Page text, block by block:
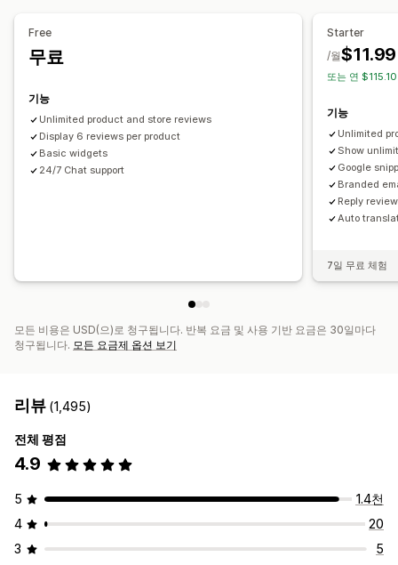
리뷰 수집 방법
이메일 요청
가져오기 및 내보내기
자동화 사용자 지정 요청
Free
무료
기능
Unlimited product and store reviews
Display 6 reviews per product
Basic widgets
24/7 Chat support
Starter
$11.99
/월
또는 연
기능
Unlimited
Show
Google
Branded
Reply
Auto
7일 무료 체험
모든 비용은 USD(으)로 청구됩니다. 반복 요금 및 사용 기반 요금은 30일마다
청구됩니다. 모든 요금제 옵션 보기
리뷰 (1,495)
전체 평점
4.9
5
1.4천
4
20
3
5